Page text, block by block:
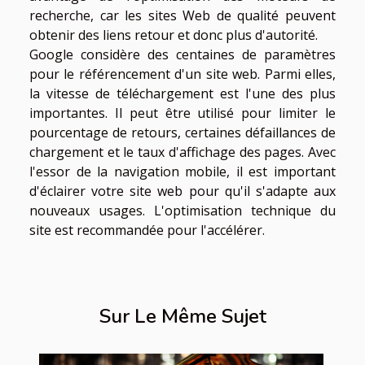
recherche, car les sites Web de qualité peuvent
obtenir des liens retour et donc plus d'autorité.
Google considère des centaines de paramètres
pour le référencement d'un site web. Parmi elles,
la vitesse de téléchargement est l'une des plus
importantes. Il peut être utilisé pour limiter le
pourcentage de retours, certaines défaillances de
chargement et le taux d'affichage des pages. Avec
l'essor de la navigation mobile, il est important
d'éclairer votre site web pour qu'il s'adapte aux
nouveaux usages. L'optimisation technique du
site est recommandée pour l'accélérer.
Sur Le Même Sujet